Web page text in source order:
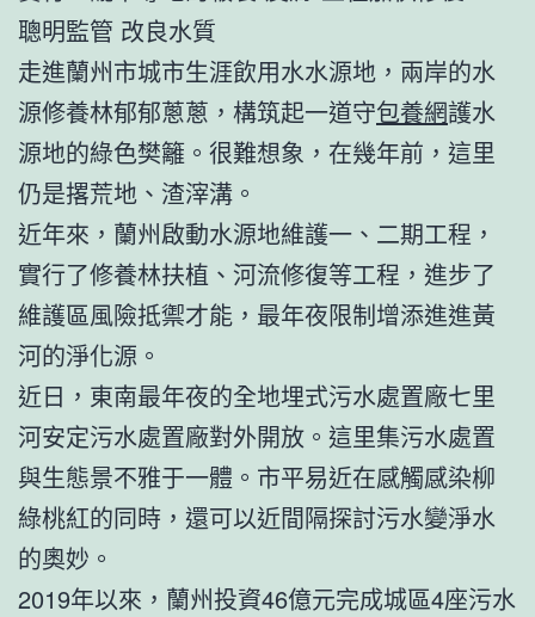
聰明監管 改良水質
走進蘭州市城市生涯飲用水水源地，兩岸的水
源修養林郁郁蔥蔥，構筑起一道守包養網護水
源地的綠色樊籬。很難想象，在幾年前，這里
仍是撂荒地、渣滓溝。
近年來，蘭州啟動水源地維護一、二期工程，
實行了修養林扶植、河流修復等工程，進步了
維護區風險抵禦才能，最年夜限制增添進進黃
河的淨化源。
近日，東南最年夜的全地埋式污水處置廠七里
河安定污水處置廠對外開放。這里集污水處置
與生態景不雅于一體。市平易近在感觸感染柳
綠桃紅的同時，還可以近間隔探討污水變淨水
的奧妙。
2019年以來，蘭州投資46億元完成城區4座污水